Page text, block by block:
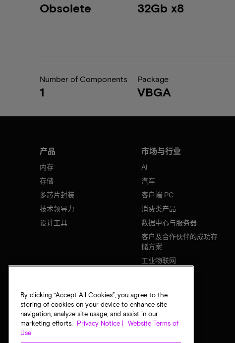
Obsolete 32Gb x8
Number of Components
1
Package
VBGA
产品
内存
存储
多芯片封装
技术领导力
设计工具
市场与行业
AI
汽车
客户端 PC
消费类产品
数据中心与服务器
客户及合作伙伴的成功存
储方案
工业物联网
By clicking “Accept All Cookies”, you agree to the
storing of cookies on your device to enhance site
navigation, analyze site usage, and assist in our
marketing efforts.
Privacy Notice |
Website Terms of
Use